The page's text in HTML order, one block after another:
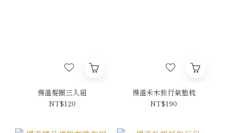
慢溫髮圈三入組
NT$120
慢溫禾木旅行氣墊梳
NT$190